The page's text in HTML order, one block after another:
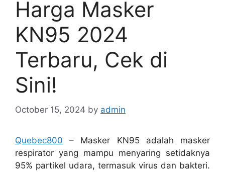
Harga Masker
KN95 2024
Terbaru, Cek di
Sini!
October 15, 2024 by admin
Quebec800 – Masker KN95 adalah masker
respirator yang mampu menyaring setidaknya
95% partikel udara, termasuk virus dan bakteri.